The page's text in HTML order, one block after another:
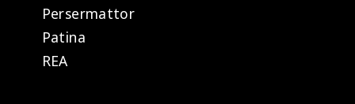
Persermattor
Patina
REA